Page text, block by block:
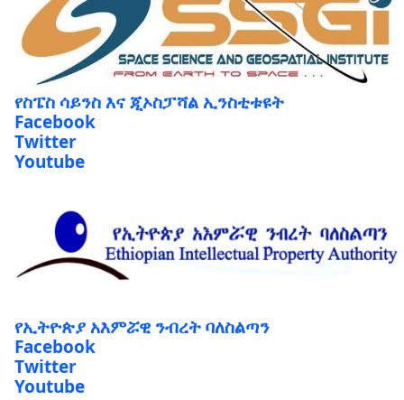
የስፔስ ሳይንስ እና ጂኦስፓሻል ኢንስቲቱዩት
Facebook
Twitter
Youtube
የኢትዮጵያ አእምሯዊ ንብረት ባለስልጣን
Facebook
Twitter
Youtube